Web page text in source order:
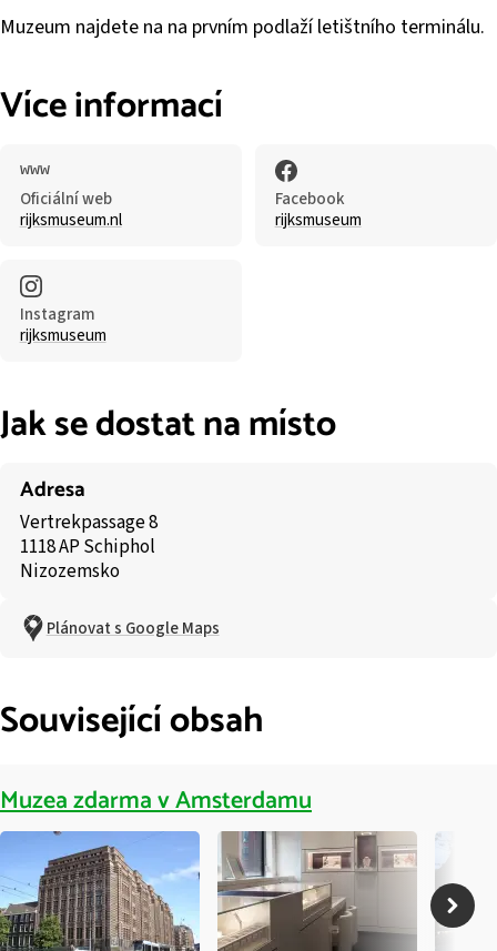
Muzeum najdete na na prvním podlaží letištního terminálu.
Více informací
Oficiální web
rijksmuseum.nl
Facebook
rijksmuseum
Instagram
rijksmuseum
Jak se dostat na místo
Adresa
Vertrekpassage 8
1118 AP Schiphol
Nizozemsko
Plánovat s Google Maps
Související obsah
Muzea zdarma v Amsterdamu